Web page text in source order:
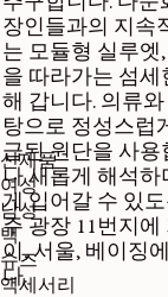
신제품
여성
남성
백
슈즈
액세서리
장인들과의 지속
는 모듈형 실루엣
을 따라가는 섬
해 갑니다. 의류
탕으로 정성스럽
급된 원단을 사용
나 새롭게 해석하
게 입어갈 수 있
주 광장 11번지에
이, 서울, 베이징
다.